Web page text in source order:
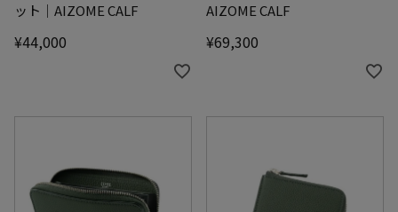
ット｜AIZOME CALF
¥44,000
AIZOME CALF
¥69,300